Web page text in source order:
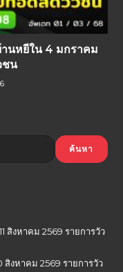
นหยีใน 4 มกราคม
ชน
ค้นหา
สิงหาคม 2569 รายการวัว
งหาคม 2569 รายการวัว